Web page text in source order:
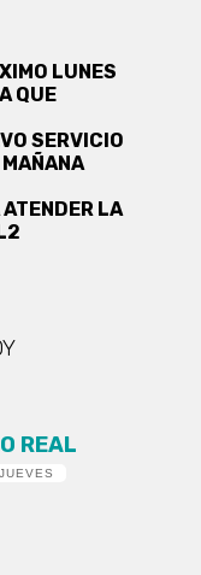
LUNES
QUE
SERVICIO
LA
REAL
JUEVES